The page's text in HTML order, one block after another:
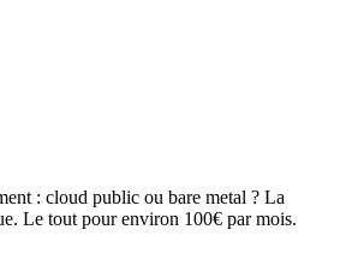
: cloud public ou bare metal ? La
Le tout pour environ 100€ par mois.